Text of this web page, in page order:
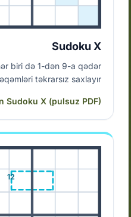
Sudoku X
biri də 1-dən 9-a qədər
təkrarsız saxlayır.
Sudoku X (pulsuz PDF)
12